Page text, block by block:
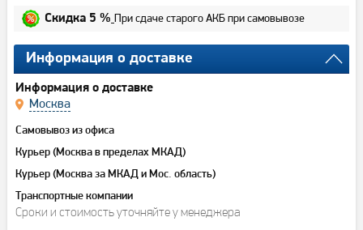
Скидка 5 % При сдаче старого АКБ при самовывозе
Информация о доставке
Информация о доставке
Москва
Самовывоз из офиса
Курьер (Москва в пределах МКАД)
Курьер (Москва за МКАД и Мос. область)
Транспортные компании
Сроки и стоимость уточняйте у менеджера